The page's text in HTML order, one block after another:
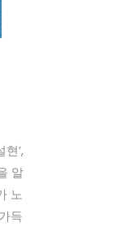
’,
알
노
득